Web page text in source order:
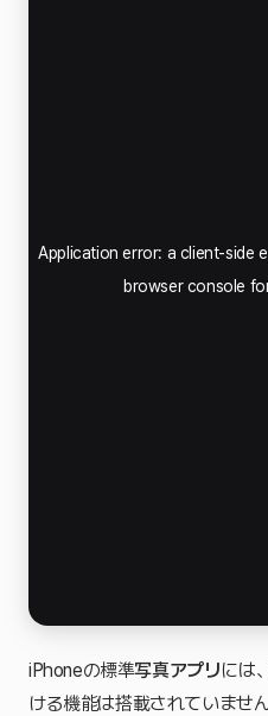
iPhoneの標準写真アプリには
ける機能は搭載されていませ